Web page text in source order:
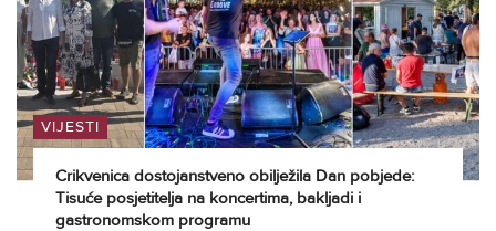
VIJESTI
Crikvenica dostojanstveno obilježila Dan pobjede:
Tisuće posjetitelja na koncertima, bakljadi i
gastronomskom programu